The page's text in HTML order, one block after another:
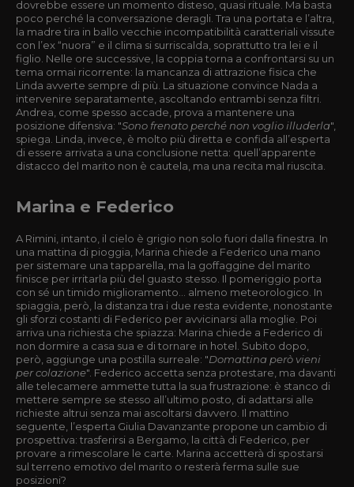
dovrebbe essere un momento disteso, quasi rituale. Ma basta
poco perché la conversazione deragli. Tra una portata e l’altra,
la madre tira in ballo vecchie incompatibilità caratteriali vissute
con l’ex “nuora” e il clima si surriscalda, soprattutto tra lei e il
figlio. Nelle ore successive, la coppia torna a confrontarsi su un
tema ormai ricorrente: la mancanza di attrazione fisica che
Linda avverte sempre di più. La situazione convince Nada a
intervenire separatamente, ascoltando entrambi senza filtri.
Andrea, come spesso accade, prova a mantenere una
posizione difensiva: "Sono frenato perché non voglio illuderla",
spiega. Linda, invece, è molto più diretta e confida all’esperta
di essere arrivata a una conclusione netta: quell’apparente
distacco del marito non è cautela, ma una recita mal riuscita.
Marina e Federico
A Rimini, intanto, il cielo è grigio non solo fuori dalla finestra. In
una mattina di pioggia, Marina chiede a Federico una mano
per sistemare una tapparella, ma la goffaggine del marito
finisce per irritarla più del guasto stesso. Il pomeriggio porta
con sé un timido miglioramento… almeno meteorologico. In
spiaggia, però, la distanza tra i due resta evidente, nonostante
gli sforzi costanti di Federico per avvicinarsi alla moglie. Poi
arriva una richiesta che spiazza: Marina chiede a Federico di
non dormire a casa sua e di tornare in hotel. Subito dopo,
però, aggiunge una postilla surreale: "Domattina però vieni
per colazione". Federico accetta senza protestare, ma davanti
alle telecamere ammette tutta la sua frustrazione: è stanco di
mettere sempre se stesso all’ultimo posto, di adattarsi alle
richieste altrui senza mai ascoltarsi davvero. Il mattino
seguente, l’esperta Giulia Davanzante propone un cambio di
prospettiva: trasferirsi a Bergamo, la città di Federico, per
provare a rimescolare le carte. Marina accetterà di spostarsi
sul terreno emotivo del marito o resterà ferma sulle sue
posizioni?